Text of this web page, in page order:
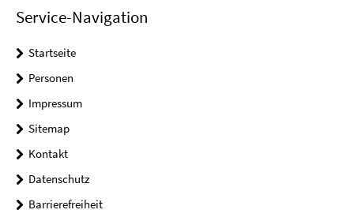
Service-Navigation
Startseite
Personen
Impressum
Sitemap
Kontakt
Datenschutz
Barrierefreiheit